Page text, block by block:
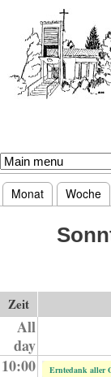
Direkt zum Inhalt
Haupt-Reiter
Monat Woche
Zeit
All
day
10:00
Erntedank aller